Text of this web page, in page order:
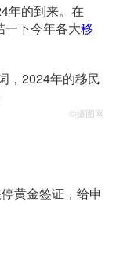
年的到来。在
一下今年各大移
©摄图网
黄金签证，给申